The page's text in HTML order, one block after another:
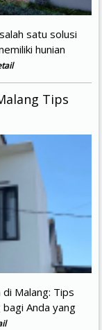
satu solusi
hunian
Tips
Malang: Tips
Anda yang